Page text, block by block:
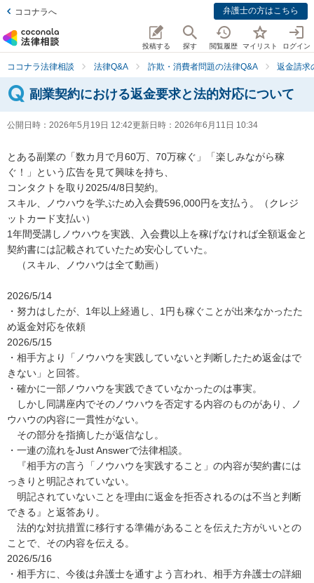
ココナラへ 弁護士の方はこちら
投稿する 探す 閲覧履歴 マイリスト ログイン
ココナラ法律相談 法律Q&A 詐欺・消費者問題の法律Q&A 返金請求
副業契約における返金要求と法的対応について
公開日時： 2026年5月19日 12:42更新日時： 2026年6月11日 10:34
とある副業の「数カ月で月60万、70万稼ぐ」「楽しみながら稼
ぐ！」という広告を見て興味を持ち、
コンタクトを取り2025/4/8日契約。
スキル、ノウハウを学ぶため入会費596,000円を支払う。（クレジ
ットカード支払い）
1年間受講しノウハウを実践、入会費以上を稼げなければ全額返金と
契約書には記載されていたため安心していた。
（スキル、ノウハウは全て動画）
2026/5/14
・努力はしたが、1年以上経過し、1円も稼ぐことが出来なかったた
め返金対応を依頼
2026/5/15
・相手方より「ノウハウを実践していないと判断したため返金はで
きない」と回答。
・確かに一部ノウハウを実践できていなかったのは事実。
しかし同講座内でそのノウハウを否定する内容のものがあり、ノ
ウハウの内容に一貫性がない。
その部分を指摘したが返信なし。
・一連の流れをJust Answerで法律相談。
『相手方の言う「ノウハウを実践すること」の内容が契約書には
っきりと明記されていない。
明記されていないことを理由に返金を拒否されるのは不当と判断
できる』と返答あり。
法的な対抗措置に移行する準備があることを伝えた方がいいとの
ことで、その内容を伝える。
2026/5/16
・相手方に、今後は弁護士を通すよう言われ、相手方弁護士の詳細